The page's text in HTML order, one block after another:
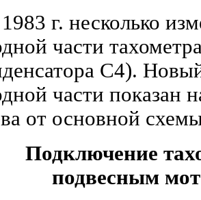
г. несколько
части
C4).
части показан
от основной
Подключение
подвесным